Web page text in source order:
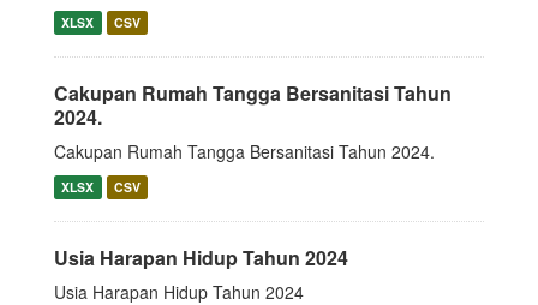
XLSX CSV
Cakupan Rumah Tangga Bersanitasi Tahun
2024.
Cakupan Rumah Tangga Bersanitasi Tahun 2024.
XLSX CSV
Usia Harapan Hidup Tahun 2024
Usia Harapan Hidup Tahun 2024